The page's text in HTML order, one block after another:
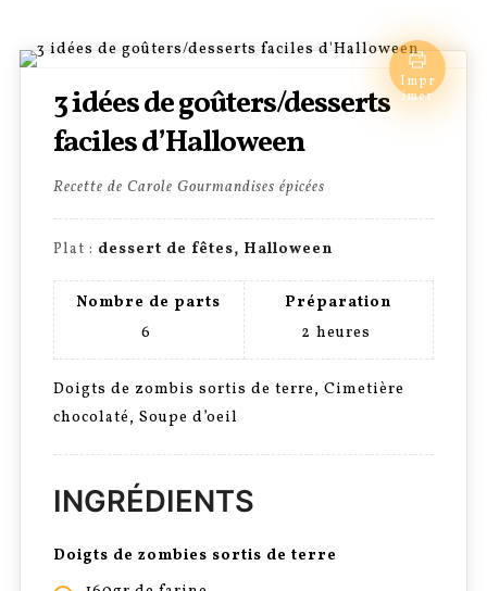
Impr
imer
3 idées de goûters/desserts
faciles d’Halloween
Recette de Carole Gourmandises épicées
Plat : dessert de fêtes, Halloween
Nombre de parts
6
Préparation
2 heures
Doigts de zombis sortis de terre, Cimetière
chocolaté, Soupe d’oeil
INGRÉDIENTS
Doigts de zombies sortis de terre